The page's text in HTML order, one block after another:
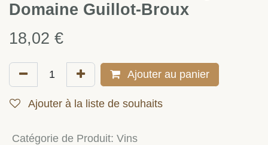
Domaine Guillot-Broux
18,02 €
Ajouter au panier
Ajouter à la liste de souhaits
Catégorie de Produit: Vins